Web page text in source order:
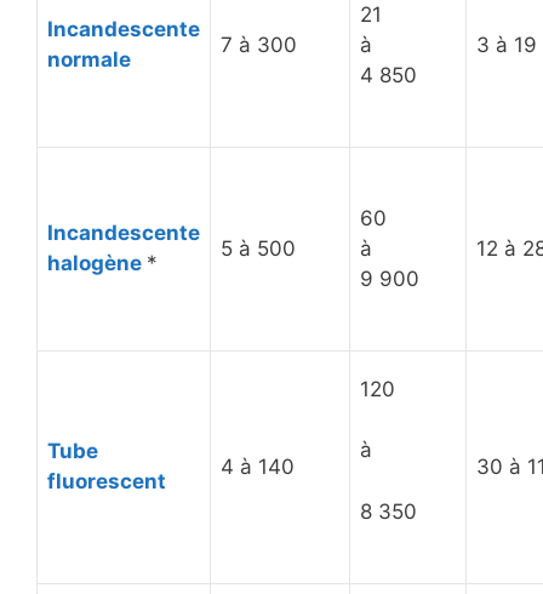
Incandescente
normale
7 à 300
21
à
4 850
3 à 19
Incandescente
halogène *
5 à 500
60
à
9 900
12 à
Tube
fluorescent
4 à 140
120
à
8 350
30 à